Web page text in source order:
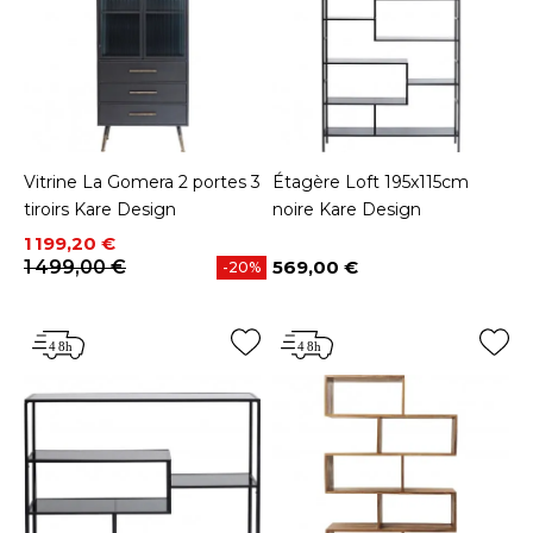
Vitrine La Gomera 2 portes 3
tiroirs Kare Design
Prix
1 199,20 €
Prix de base
1 499,00 €
-20%
Étagère Loft 195x115cm
noire Kare Design
Prix
569,00 €